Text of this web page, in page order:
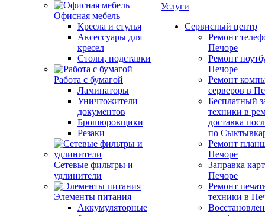
Офисная мебель
Кресла и стулья
Аксессуары для
кресел
Столы, подставки
Работа с бумагой
Ламинаторы
Уничтожители
документов
Брошюровщики
Резаки
Сетевые фильтры и
удлинители
Элементы питания
Аккумуляторные
Услуги
Сервисный центр
Ремонт
Печоре
Ремонт
Печоре
Ремонт
серверов в
Бесплатный
техники в
доставка
по
Ремонт
Печоре
Заправка
Печоре
Ремонт
техники в